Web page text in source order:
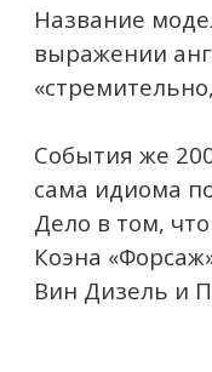
Название
выражении
События же
сама идиома
Дело в том,
Коэна
Вин Дизель и